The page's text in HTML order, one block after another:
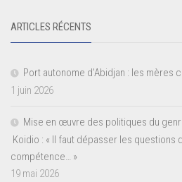
ARTICLES RÉCENTS
Port autonome d’Abidjan : les mères
1 juin 2026
Mise en œuvre des politiques du
Koidio : « Il faut dépasser les questions
compétence… »
19 mai 2026